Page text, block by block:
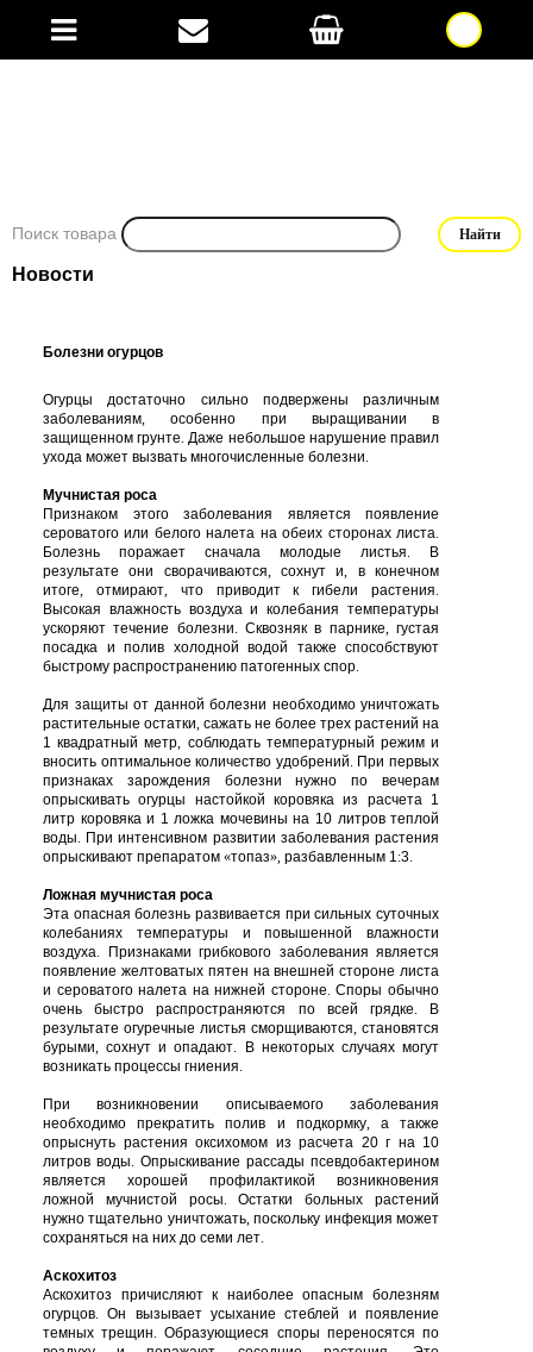
Поиск товара
Новости
Болезни огурцов
Огурцы достаточно сильно подвержены
различным
заболеваниям,особенно при выращивании
в
защищенном грунте.Даже небольшое нарушение правил
ухода может вызвать многочисленные болезни.
Мучнистая роса
Признаком
этого заболевания является
появление
сероватого или белого налета на обеих сторонах листа.
Болезнь
поражает сначала молодые листья.
В
результате
они сворачиваются,сохнут и, в конечном
итоге, отмирают, что приводит к гибели растения.
Высокая влажность воздуха и колебания температуры
ускоряют течение болезни.Сквозняк в парнике,густая
посадка и полив холодной водой также способствуют
быстрому распространению патогенных спор.
Для защиты от данной болезни необходимо уничтожать
растительные остатки, сажать не более трех растений на
1 квадратный метр, соблюдать температурный режим и
вносить оптимальное количество удобрений. При первых
признаках
зарождения болезни нужно по
вечерам
опрыскивать огурцы настойкой коровяка из расчета 1
литр коровяка и 1 ложка мочевины на 10 литров теплой
воды. При интенсивном развитии заболевания растения
опрыскивают препаратом «топаз», разбавленным 1:3.
Ложная мучнистая роса
Эта опасная болезнь развивается при сильных суточных
колебаниях
температуры и повышенной
влажности
воздуха. Признаками грибкового заболевания является
появление желтоватых пятен на внешней стороне листа
и сероватого налета на нижней стороне.Споры обычно
очень
быстро распространяются по всей грядке.
В
результате огуречные листья сморщиваются, становятся
бурыми,сохнут и опадают. В некоторых случаях могут
возникать процессы гниения.
При возникновении описываемого
заболевания
необходимо
прекратить полив и подкормку, а
также
опрыснуть растения оксихомом из расчета 20 г на 10
литров воды. Опрыскивание рассады псевдобактерином
является
хорошей профилактикой
возникновения
ложной
мучнистой росы.Остатки больных
растений
нужно тщательно уничтожать,поскольку инфекция может
сохраняться на них до семи лет.
Аскохитоз
Аскохитоз
причисляют к наиболее опасным болезням
огурцов.Он вызывает усыхание стеблей и появление
темных трещин.Образующиеся споры переносятся по